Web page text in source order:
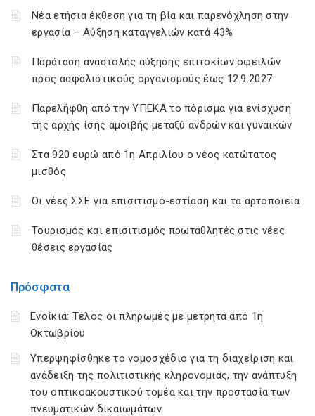
Πρόσφατα
Ενοίκια: Τέλος οι πληρωμές με μετρητά από 1η
Οκτωβρίου
Υπερψηφίσθηκε το νομοσχέδιο για τη διαχείριση και
ανάδειξη της πολιτιστικής κληρονομιάς, την ανάπτυξη
του οπτικοακουστικού τομέα και την προστασία των
πνευματικών δικαιωμάτων
Νέα ετήσια έκθεση για τη βία και παρενόχληση στην
εργασία – Αύξηση καταγγελιών κατά 43%
Παράταση αναστολής αύξησης επιτοκίων οφειλών
προς ασφαλιστικούς οργανισμούς έως 12.9.2027
Παρελήφθη από την ΥΠΕΚΑ το πόρισμα για ενίσχυση
της αρχής ίσης αμοιβής μεταξύ ανδρών και γυναικών
Στα 920 ευρώ από 1η Απριλίου ο νέος κατώτατος
μισθός
Οι νέες ΣΣΕ για επισιτισμό-εστίαση και τα αρτοποιεία
Τουρισμός και επισιτισμός πρωταθλητές στις νέες
θέσεις εργασίας